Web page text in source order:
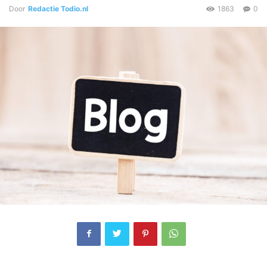
Door Redactie Todio.nl 0
1863